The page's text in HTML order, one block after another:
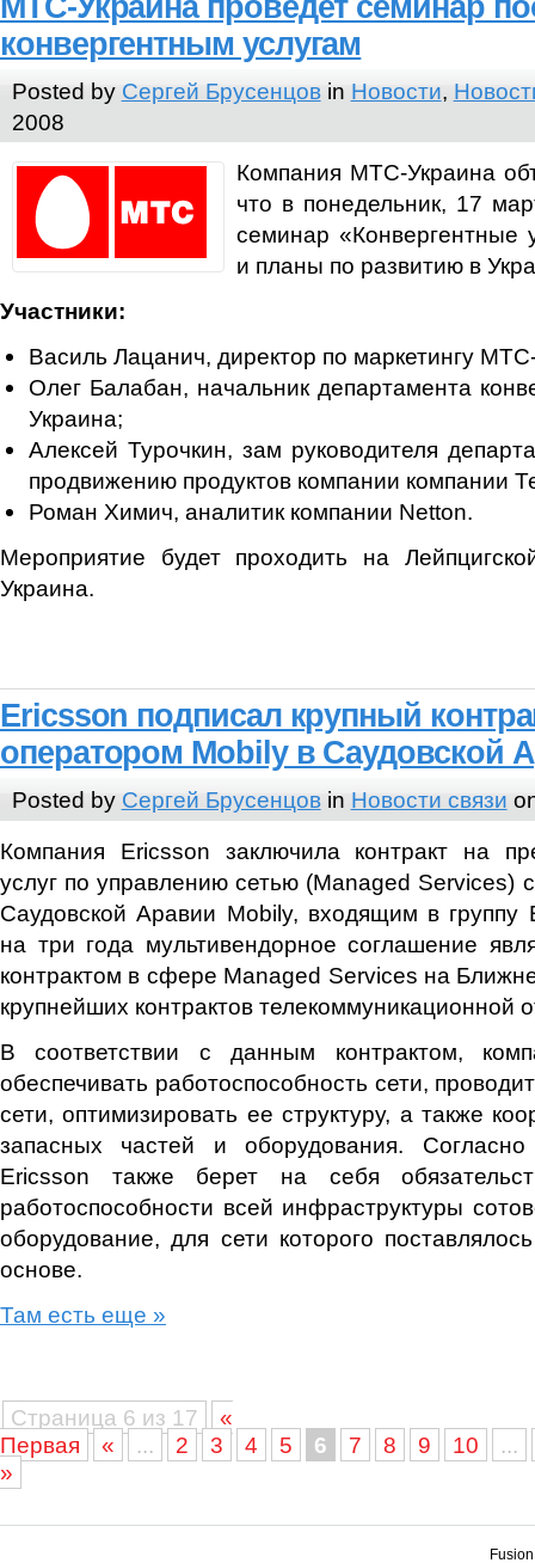
МТС-Украина проведёт семинар
конвергентным услугам
Posted by Сергей Брусенцовin Новости,
2008
Компания МТС-Украина
что в понедельник, 17
семинар «Конвергентные
и планы по развитию в
Участники:
Василь Лацанич, директор по маркетингу
Олег Балабан, начальник департамента
Украина;
Алексей Турочкин, зам руководителя
продвижению продуктов компании компании
Роман Химич, аналитик компании Netton.
Мероприятие будет проходить на
Украина.
Ericsson подписал крупный
оператором Mobily в Саудовской
Posted by Сергей Брусенцовin Новости связи
Компания Ericsson заключила контракт на
услуг по управлению сетью (Managed Services)
Саудовской Аравии Mobily, входящим в группу
на три года мультивендорное соглашение
контрактом в сфере Managed Services на
крупнейших контрактов телекоммуникационной
В соответствии с данным контрактом,
обеспечивать работоспособность сети,
сети, оптимизировать ее структуру, а также
запасных частей и оборудования. Согласно
Ericsson также берет на себя
работоспособности всей инфраструктуры
оборудование, для сети которого
основе.
Там есть еще »
Страница 6 из 17
«
Первая
« ... 2 3 4 5 6 7 8 9 10
...
»